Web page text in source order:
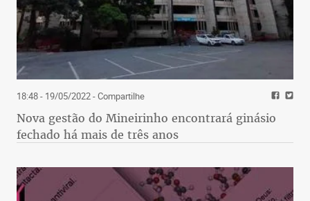
18:48 - 19/05/2022- Compartilhe
Nova gestão do Mineirinho encontrará ginásio
fechado há mais de três anos